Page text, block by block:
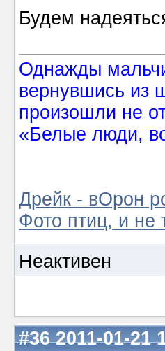
Будем
Однажды
вернувшись из
произошли не
«Белые люди,
Дрейк - вОрон
Фото птиц, и не
Неактивен
#362011-01-21